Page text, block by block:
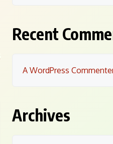
Recent
A WordPress
Archives